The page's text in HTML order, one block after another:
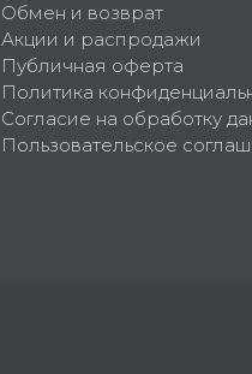
Обмен и возврат
Акции и распродажи
Публичная оферта
Политика
Согласие на обработку
Пользовательское